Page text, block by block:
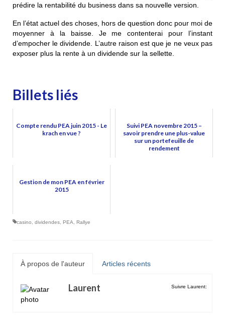
prédire la rentabilité du business dans sa nouvelle version.
En l’état actuel des choses, hors de question donc pour moi de
moyenner à la baisse. Je me contenterai pour l’instant
d’empocher le dividende. L’autre raison est que je ne veux pas
exposer plus la rente à un dividende sur la sellette.
Billets liés
Compte rendu PEA juin 2015 - Le
krach en vue ?
Suivi PEA novembre 2015 –
savoir prendre une plus-value
sur un portefeuille de
rendement
Gestion de mon PEA en février
2015
casino dividendes PEA Rallye
À propos de l'auteur Articles récents
Suivre Laurent:
Laurent